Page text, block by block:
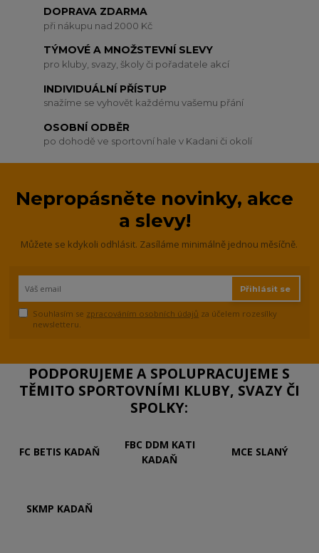
DOPRAVA ZDARMA
při nákupu nad 2000 Kč
TÝMOVÉ A MNOŽSTEVNÍ SLEVY
pro kluby, svazy, školy či pořadatele akcí
INDIVIDUÁLNÍ PŘÍSTUP
snažíme se vyhovět každému vašemu přání
OSOBNÍ ODBĚR
po dohodě ve sportovní hale v Kadani či okolí
Nepropásněte novinky, akce
a slevy!
Můžete se kdykoli odhlásit. Zasíláme minimálně jednou měsíčně.
Přihlásit se
Souhlasím se zpracováním osobních údajů za účelem rozesílky
newsletteru.
PODPORUJEME A SPOLUPRACUJEME S
TĚMITO SPORTOVNÍMI KLUBY, SVAZY ČI
SPOLKY:
FC BETIS KADAŇ
FBC DDM KATI
KADAŇ
MCE SLANÝ
SKMP KADAŇ